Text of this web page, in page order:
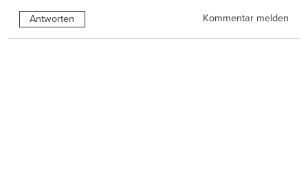
Antworten Kommentar melden